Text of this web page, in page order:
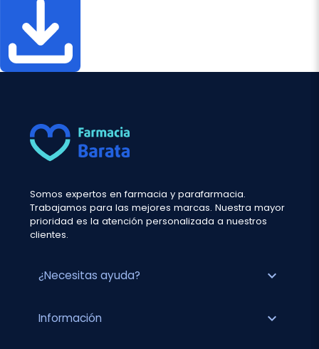
Somos expertos en farmacia y parafarmacia.
Trabajamos para las mejores marcas. Nuestra mayor
prioridad es la atención personalizada a nuestros
clientes.
¿Necesitas ayuda? expand_more
Información expand_more